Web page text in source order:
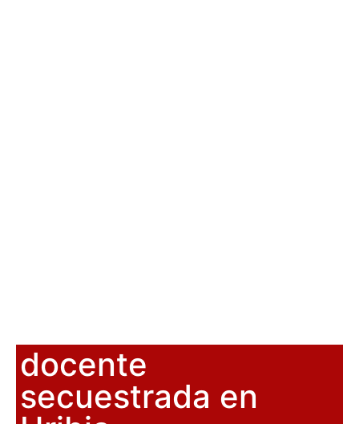
docente
secuestrada en